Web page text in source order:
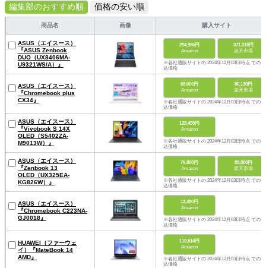
編集部のおすすめ順
価格の安い順
商品名 画像 購入サイト
ASUS（エイスース）
『ASUS Zenbook
DUO（‎UX8406MA-
U9321WS/A）』
294,955円
Amazon
371,318円
楽天市場
※各社通販サイトの 2024年12月03日時点 での税
込価格
ASUS（エイスース）
『Chromebook plus
CX34』
68,000円
Amazon
80,130円
楽天市場
※各社通販サイトの 2024年12月03日時点 での税
込価格
ASUS（エイスース）
『Vivobook S 14X
OLED（S5402ZA-
M9013W）』
128,450円
Amazon
※各社通販サイトの 2024年12月03日時点 での税
込価格
ASUS（エイスース）
『Zenbook 13
OLED（UX325EA-
KG826W）』
79,800円
Amazon
88,800円
楽天市場
※各社通販サイトの 2024年12月03日時点 での税
込価格
ASUS（エイスース）
『Chromebook C223NA-
GJ0018』
13,480円
Amazon
※各社通販サイトの 2024年12月03日時点 での税
込価格
HUAWEI（ファーウェ
イ）『MateBook 14
AMD』
110,514円
Amazon
※各社通販サイトの 2024年12月03日時点 での税
込価格